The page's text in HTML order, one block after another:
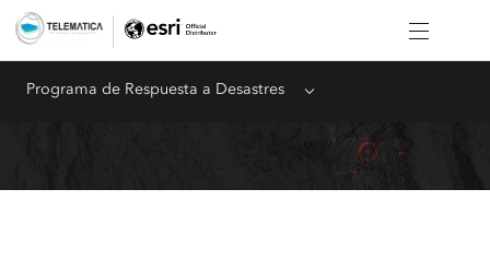
Programa de Respuesta a Desastres Menu